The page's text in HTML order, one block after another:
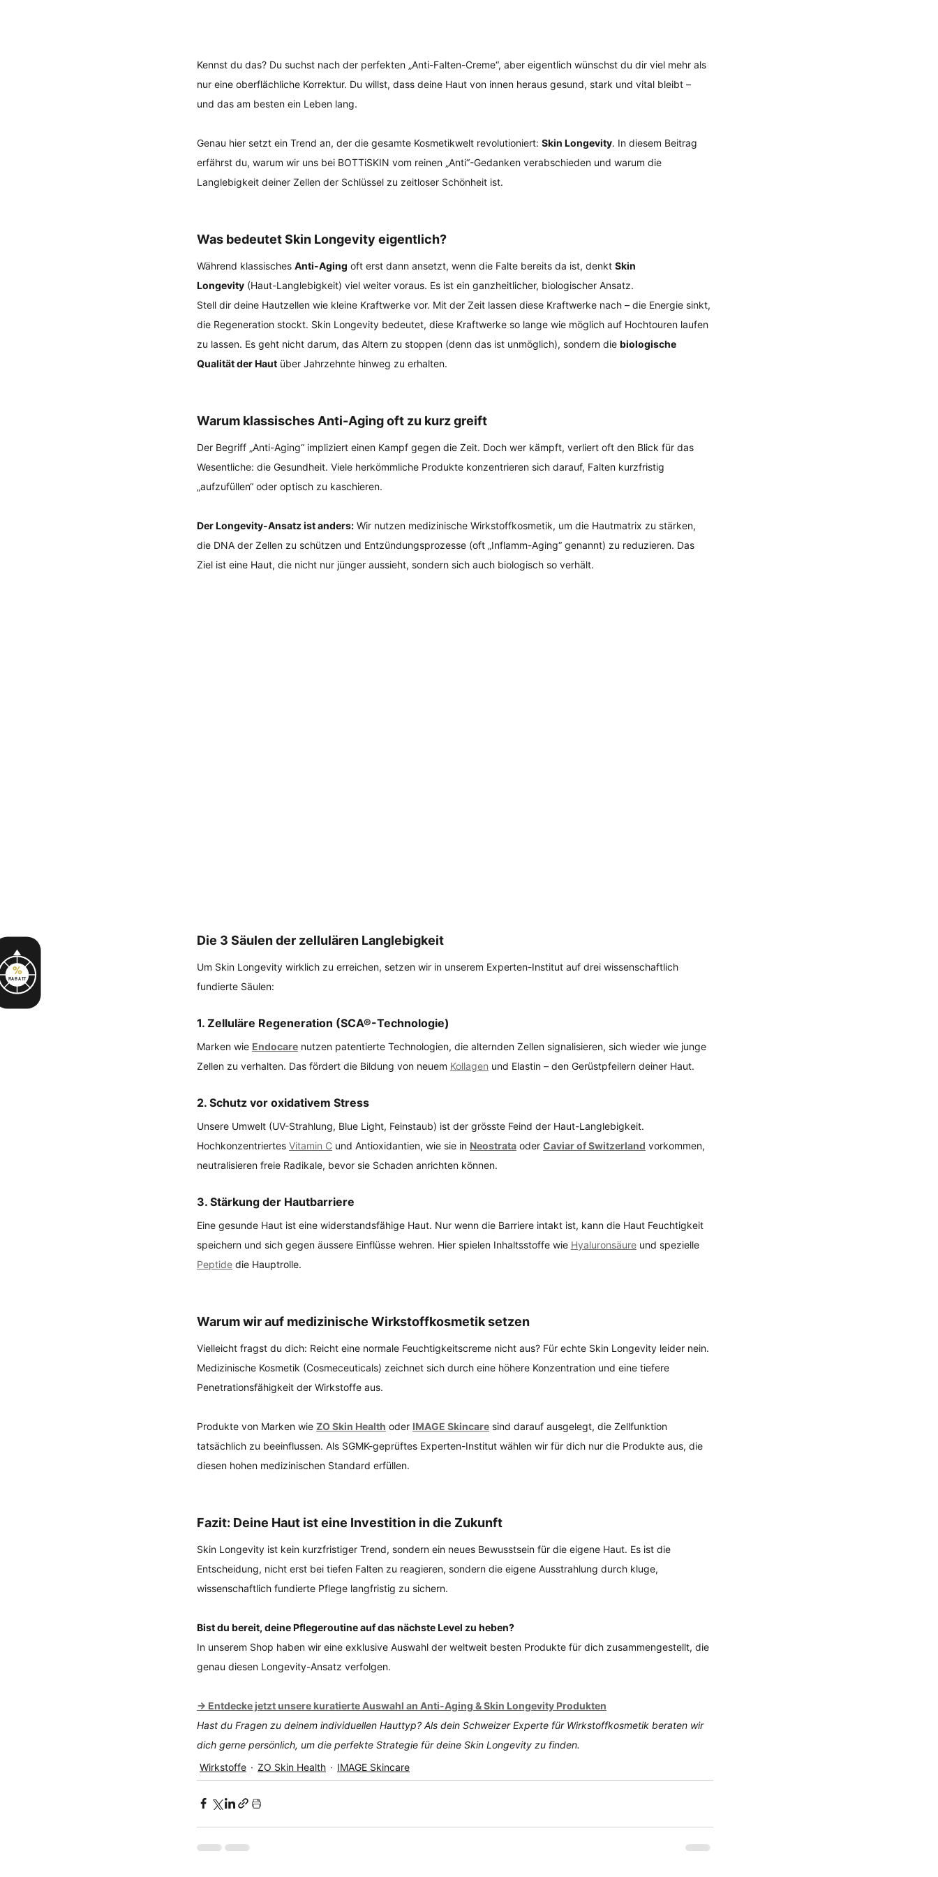
%
RABATT
Kennst du das? Du suchst nach der perfekten „Anti-Falten-Creme“, aber eigentlich wünschst du dir viel mehr als
nur eine oberflächliche Korrektur. Du willst, dass deine Haut von innen heraus gesund, stark und vital bleibt –
und das am besten ein Leben lang.
Genau hier setzt ein Trend an, der die gesamte Kosmetikwelt revolutioniert: Skin Longevity. In diesem Beitrag
erfährst du, warum wir uns bei BOTTiSKIN vom reinen „Anti“-Gedanken verabschieden und warum die
Langlebigkeit deiner Zellen der Schlüssel zu zeitloser Schönheit ist.
Was bedeutet Skin Longevity eigentlich?
Während klassisches Anti-Aging oft erst dann ansetzt, wenn die Falte bereits da ist, denkt Skin
Longevity (Haut-Langlebigkeit) viel weiter voraus. Es ist ein ganzheitlicher, biologischer Ansatz.
Stell dir deine Hautzellen wie kleine Kraftwerke vor. Mit der Zeit lassen diese Kraftwerke nach – die Energie sinkt,
die Regeneration stockt. Skin Longevity bedeutet, diese Kraftwerke so lange wie möglich auf Hochtouren laufen
zu lassen. Es geht nicht darum, das Altern zu stoppen (denn das ist unmöglich), sondern die biologische
Qualität der Haut über Jahrzehnte hinweg zu erhalten.
Warum klassisches Anti-Aging oft zu kurz greift
Der Begriff „Anti-Aging“ impliziert einen Kampf gegen die Zeit. Doch wer kämpft, verliert oft den Blick für das
Wesentliche: die Gesundheit. Viele herkömmliche Produkte konzentrieren sich darauf, Falten kurzfristig
„aufzufüllen“ oder optisch zu kaschieren.
Der Longevity-Ansatz ist anders: Wir nutzen medizinische Wirkstoffkosmetik, um die Hautmatrix zu stärken,
die DNA der Zellen zu schützen und Entzündungsprozesse (oft „Inflamm-Aging“ genannt) zu reduzieren. Das
Ziel ist eine Haut, die nicht nur jünger aussieht, sondern sich auch biologisch so verhält.
Die 3 Säulen der zellulären Langlebigkeit
Um Skin Longevity wirklich zu erreichen, setzen wir in unserem Experten-Institut auf drei wissenschaftlich
fundierte Säulen:
1. Zelluläre Regeneration (SCA®-Technologie)
Marken wie Endocare nutzen patentierte Technologien, die alternden Zellen signalisieren, sich wieder wie junge
Zellen zu verhalten. Das fördert die Bildung von neuem Kollagen und Elastin – den Gerüstpfeilern deiner Haut.
2. Schutz vor oxidativem Stress
Unsere Umwelt (UV-Strahlung, Blue Light, Feinstaub) ist der grösste Feind der Haut-Langlebigkeit.
Hochkonzentriertes Vitamin C und Antioxidantien, wie sie in Neostrata oder Caviar of Switzerland vorkommen,
neutralisieren freie Radikale, bevor sie Schaden anrichten können.
3. Stärkung der Hautbarriere
Eine gesunde Haut ist eine widerstandsfähige Haut. Nur wenn die Barriere intakt ist, kann die Haut Feuchtigkeit
speichern und sich gegen äussere Einflüsse wehren. Hier spielen Inhaltsstoffe wie Hyaluronsäure und spezielle
Peptide die Hauptrolle.
Warum wir auf medizinische Wirkstoffkosmetik setzen
Vielleicht fragst du dich: Reicht eine normale Feuchtigkeitscreme nicht aus? Für echte Skin Longevity leider nein.
Medizinische Kosmetik (Cosmeceuticals) zeichnet sich durch eine höhere Konzentration und eine tiefere
Penetrationsfähigkeit der Wirkstoffe aus.
Produkte von Marken wie ZO Skin Health oder IMAGE Skincare sind darauf ausgelegt, die Zellfunktion
tatsächlich zu beeinflussen. Als SGMK-geprüftes Experten-Institut wählen wir für dich nur die Produkte aus, die
diesen hohen medizinischen Standard erfüllen.
Fazit: Deine Haut ist eine Investition in die Zukunft
Skin Longevity ist kein kurzfristiger Trend, sondern ein neues Bewusstsein für die eigene Haut. Es ist die
Entscheidung, nicht erst bei tiefen Falten zu reagieren, sondern die eigene Ausstrahlung durch kluge,
wissenschaftlich fundierte Pflege langfristig zu sichern.
Bist du bereit, deine Pflegeroutine auf das nächste Level zu heben?
In unserem Shop haben wir eine exklusive Auswahl der weltweit besten Produkte für dich zusammengestellt, die
genau diesen Longevity-Ansatz verfolgen.
→ Entdecke jetzt unsere kuratierte Auswahl an Anti-Aging & Skin Longevity Produkten
Hast du Fragen zu deinem individuellen Hauttyp? Als dein Schweizer Experte für Wirkstoffkosmetik beraten wir
dich gerne persönlich, um die perfekte Strategie für deine Skin Longevity zu finden.
Wirkstoffe
ZO Skin Health IMAGE Skincare